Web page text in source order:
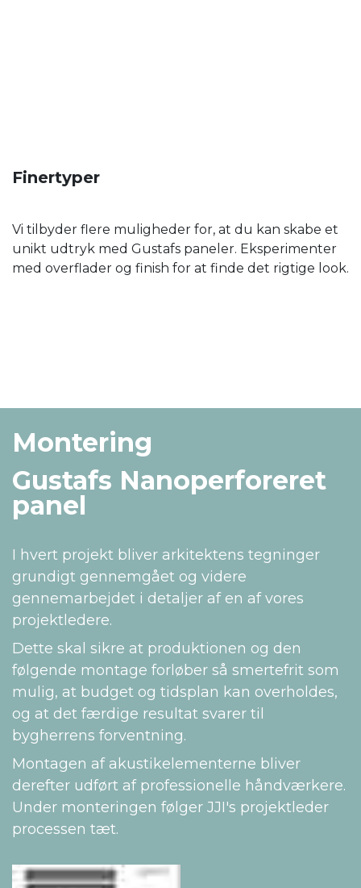
Finertyper
Vi tilbyder flere muligheder for, at du kan skabe et
unikt udtryk med Gustafs paneler. Eksperimenter
med overflader og finish for at finde det rigtige look.
Montering
Gustafs Nanoperforeret
panel
I hvert projekt bliver arkitektens tegninger
grundigt gennemgået og videre
gennemarbejdet i detaljer af en af vores
projektledere.
Dette skal sikre at produktionen og den
følgende montage forløber så smertefrit som
mulig, at budget og tidsplan kan overholdes,
og at det færdige resultat svarer til
bygherrens forventning.
Montagen af akustikelementerne bliver
derefter udført af professionelle håndværkere.
Under monteringen følger JJI's projektleder
processen tæt.